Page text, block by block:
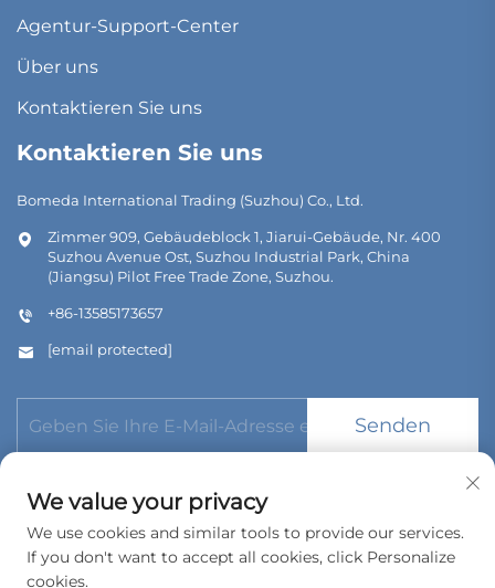
Agentur-Support-Center
Über uns
Kontaktieren Sie uns
Kontaktieren Sie uns
Bomeda International Trading (Suzhou) Co., Ltd.
Zimmer 909, Gebäudeblock 1, Jiarui-Gebäude, Nr. 400
Suzhou Avenue Ost, Suzhou Industrial Park, China
(Jiangsu) Pilot Free Trade Zone, Suzhou.
+86-13585173657
[email protected]
Senden
Urheberrecht © 2026 Bomeda International Trading (Suzhou)
We value your privacy
We use cookies and similar tools to provide our services.
If you don't want to accept all cookies, click Personalize
cookies.